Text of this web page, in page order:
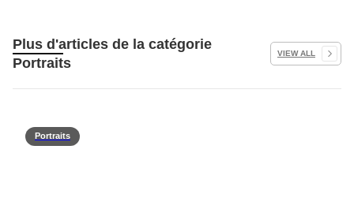
Plus d'articles de la catégorie
Portraits
VIEW ALL
Portraits